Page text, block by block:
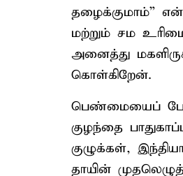
தழைக்குமாம்”
மற்றும் சம
அனைத்து
கொள்கிறேன்.
பெண்மையைப்
குழந்தை
குழுக்கள்,
தாயின்